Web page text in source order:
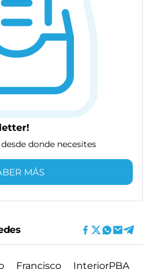
donde necesites
MÁS
Francisco InteriorPBA